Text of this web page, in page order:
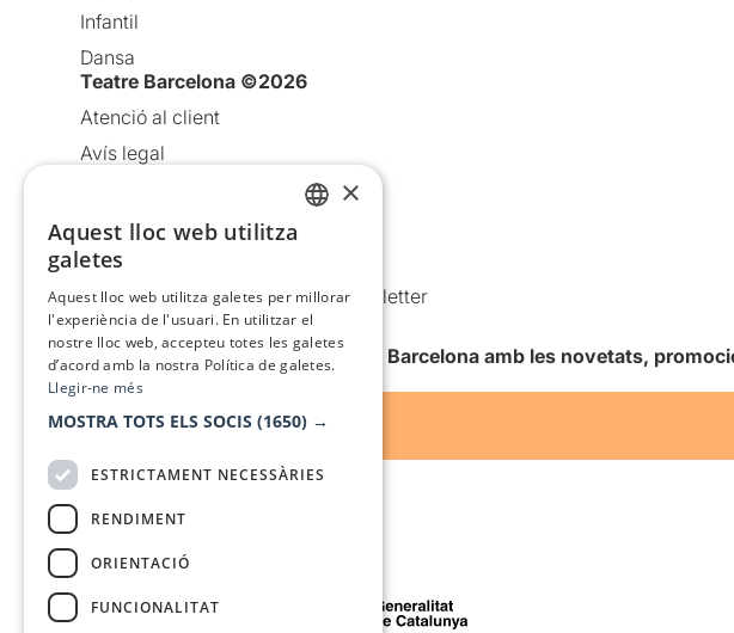
Infantil
Dansa
Teatre Barcelona ©2026
Atenció al client
Avís legal
Política de cookies
Condicions d’ús
Comunicacions comercials i Newsletter
Anuncia’t
Vull rebre la newsletter de Teatre Barcelona amb les novetats,
Amb el suport de
×
Aquest lloc web utilitza
galetes
Aquest lloc web utilitza galetes per millorar
l'experiència de l'usuari. En utilitzar el
nostre lloc web, accepteu totes les galetes
d’acord amb la nostra Política de galetes.
Llegir-ne més
MOSTRA TOTS ELS SOCIS (1650) →
ESTRICTAMENT NECESSÀRIES
RENDIMENT
ORIENTACIÓ
FUNCIONALITAT